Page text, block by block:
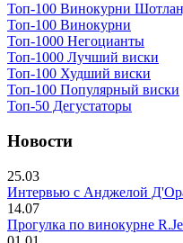
Топ-100 Винокурни
Топ-100 Винокурни
Топ-1000 Негоцианты
Топ-1000 Лучший виски
Топ-100 Худший виски
Топ-100 Популярный виски
Топ-50 Дегустаторы
Новости
25.03
Интервью с Анджелой
14.07
Прогулка по винокурне